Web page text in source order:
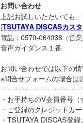
お問い合わせ
上記お試しいただいても
[TSUTAYA DISCASカス
電話：0570-064038（営
音声ガイダンス１番
お問い合わせでは以下の
※問合せフォームの場合は
・お手持ちのV会員番号（
・ご登録のクレジットカ
・TSUTAYA DISCAS登録